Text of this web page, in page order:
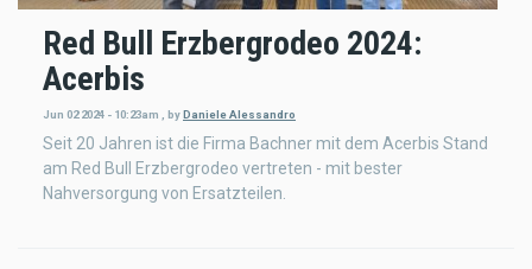
Red Bull Erzbergrodeo 2024:
Acerbis
Jun 02 2024 - 10:23am byDaniele Alessandro
Seit 20 Jahren ist die Firma Bachner mit dem Acerbis Stand
am Red Bull Erzbergrodeo vertreten - mit bester
Nahversorgung von Ersatzteilen.